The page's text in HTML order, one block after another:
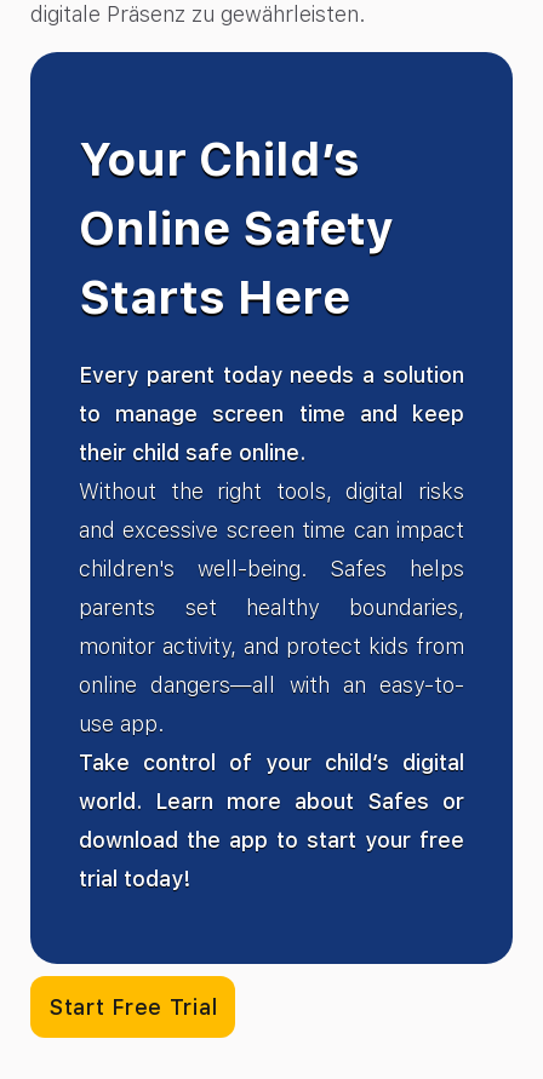
digitale Präsenz zu gewährleisten.
Your Child’s
Online Safety
Starts Here
Every parent today needs a solution
to manage screen time and keep
their child safe online.
Without the right tools, digital risks
and excessive screen time can impact
children's well-being. Safes helps
parents set healthy boundaries,
monitor activity, and protect kids from
online dangers—all with an easy-to-
use app.
Take control of your child’s digital
world. Learn more about Safes or
download the app to start your free
trial today!
Start Free Trial